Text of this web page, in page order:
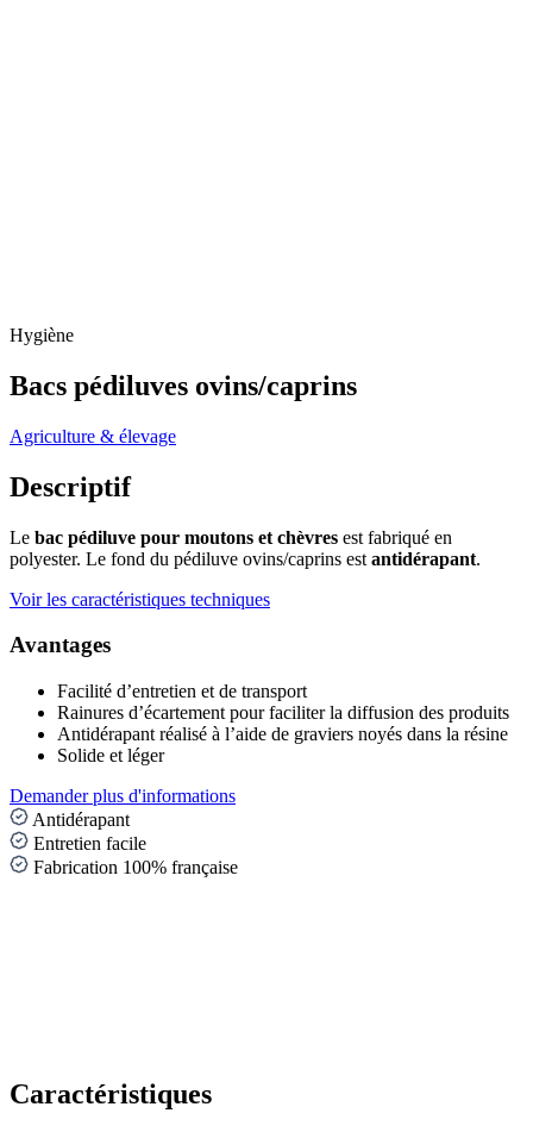
Hygiène
Bacs pédiluves ovins/caprins
Agriculture & élevage
Descriptif
Le bac pédiluve pour moutons et chèvres est fabriqué en
polyester. Le fond du pédiluve ovins/caprins est antidérapant.
Voir les caractéristiques techniques
Avantages
Facilité d’entretien et de transport
Rainures d’écartement pour faciliter la diffusion des produits
Antidérapant réalisé à l’aide de graviers noyés dans la résine
Solide et léger
Demander plus d'informations
Antidérapant
Entretien facile
Fabrication 100% française
Caractéristiques